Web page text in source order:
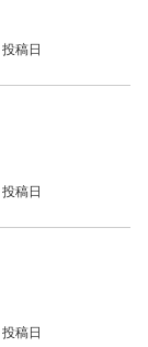
投稿日
投稿日
投稿日